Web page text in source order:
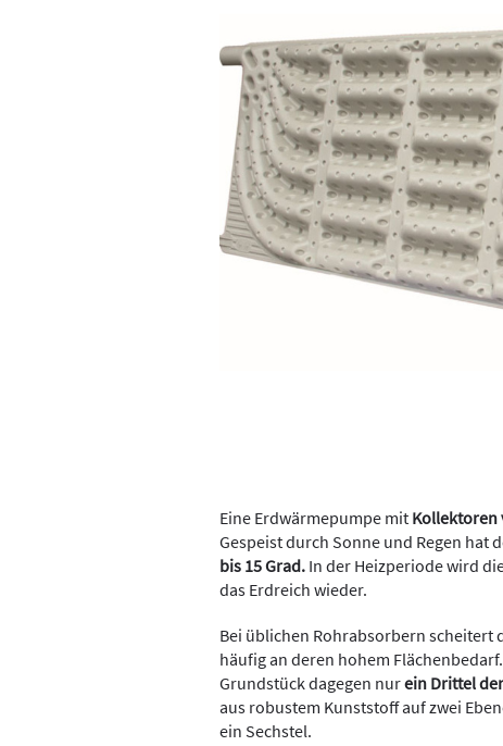
Eine Erdwärmepumpe mit Kollektoren
Gespeist durch Sonne und Regen hat
bis 15 Grad. In der Heizperiode wird
das Erdreich wieder.
Bei üblichen Rohrabsorbern scheitert
häufig an deren hohem
Grundstück dagegen nurein Drittel
aus robustem Kunststoff auf zwei
ein Sechstel.